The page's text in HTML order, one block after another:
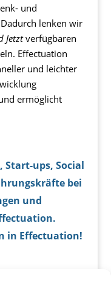
und
lenken wir
Jetztverfügbaren
Effectuation
und leichter
ermöglicht
ups, Social
bei
und
in Effectuation!